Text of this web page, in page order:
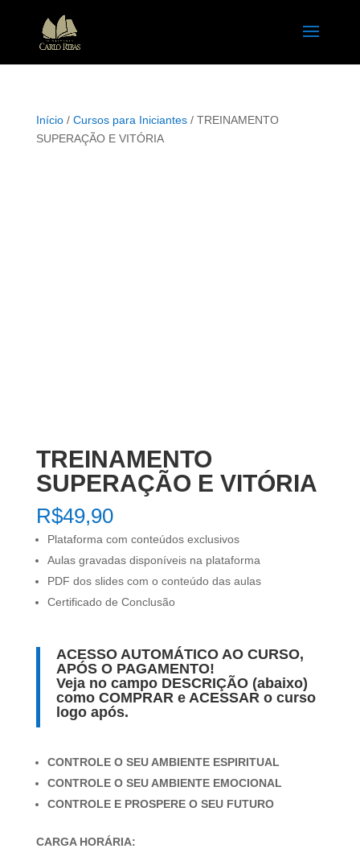
Início/ Cursos para Iniciantes/ TREINAMENTO
SUPERAÇÃO E VITÓRIA
TREINAMENTO
SUPERAÇÃO E VITÓRIA
R$49,90
Plataforma com conteúdos exclusivos
Aulas gravadas disponíveis na plataforma
PDF dos slides com o conteúdo das aulas
Certificado de Conclusão
ACESSO AUTOMÁTICO AO CURSO,
APÓS O PAGAMENTO!
Veja no campo DESCRIÇÃO (abaixo)
como COMPRAR e ACESSAR o curso
logo após.
CONTROLE O SEU AMBIENTE ESPIRITUAL
CONTROLE O SEU AMBIENTE EMOCIONAL
CONTROLE E PROSPERE O SEU FUTURO
CARGA HORÁRIA: